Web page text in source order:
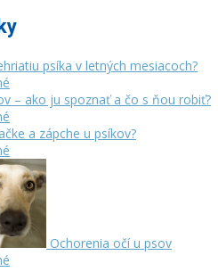
psíka v letných mesiacoch?
– ako ju spoznať a čo s ňou robiť?
a zápche u psíkov?
Ochorenia očí u psov